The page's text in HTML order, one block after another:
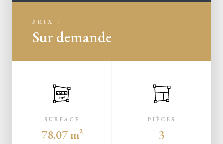
PRIX :
Sur demande
m²
SURFACE
78.07 m²
PIÈCES
3